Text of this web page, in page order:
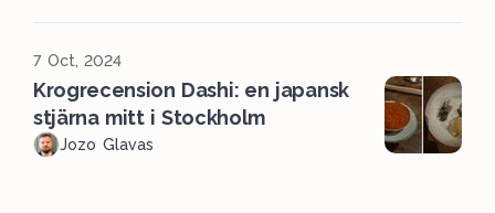
7 Oct, 2024
Krogrecension Dashi: en japansk
stjärna mitt i Stockholm
Jozo Glavas